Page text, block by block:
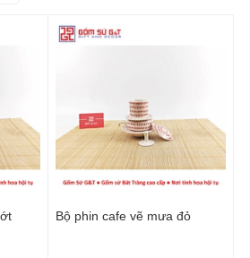
Bộ phin cafe vẽ mưa đỏ